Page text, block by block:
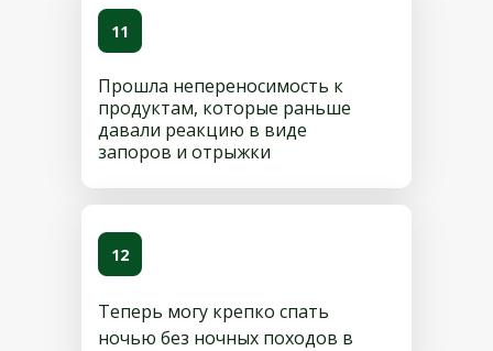
Прошла непереносимость к
продуктам, которые раньше
давали реакцию в виде
запоров и отрыжки
11
Теперь могу крепко спать
ночью без ночных походов в
12